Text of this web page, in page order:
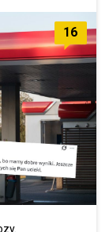
16